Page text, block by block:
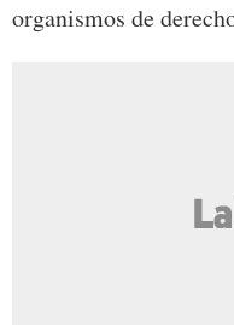
organismos de